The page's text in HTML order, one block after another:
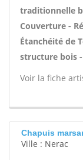
traditionnelle
Couverture -
Étanchéité de
structure bois
Voir la fiche
Chapuis
Ville : Nerac